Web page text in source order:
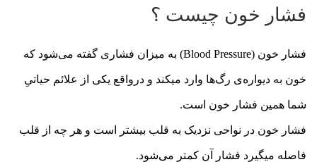
فشار خون چیست ؟
فشار خون (Blood Pressure) به میزان فشاری گفته می‌شود که
خون به دیواره‌ی رگ‌ها وارد میکند و درواقع یکی از علائم حیاتیِ
شما همین فشار خون است.
فشار خون در نواحی نزدیک به قلب بیشتر است و هر چه از قلب
فاصله میگیرد فشار آن کمتر می‌شود.